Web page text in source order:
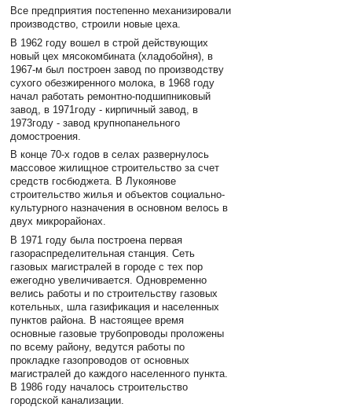
Все предприятия постепенно механизировали
производство, строили новые цеха.
В 1962 году вошел в строй действующих
новый цех мясокомбината (хладобойня), в
1967-м был построен завод по производству
сухого обезжиренного молока, в 1968 году
начал работать ремонтно-подшипниковый
завод, в 1971году - кирпичный завод, в
1973году - завод крупнопанельного
домостроения.
В конце 70-х годов в селах развернулось
массовое жилищное строительство за счет
средств госбюджета. В Лукоянове
строительство жилья и объектов социально-
культурного назначения в основном велось в
двух микрорайонах.
В 1971 году была построена первая
газораспределительная станция. Сеть
газовых магистралей в городе с тех пор
ежегодно увеличивается. Одновременно
велись работы и по строительству газовых
котельных, шла газификация и населенных
пунктов района. В настоящее время
основные газовые трубопроводы проложены
по всему району, ведутся работы по
прокладке газопроводов от основных
магистралей до каждого населенного пункта.
В 1986 году началось строительство
городской канализации.